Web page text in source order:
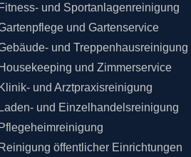
Fitness- und Sportanlagenreinigung
und Gartenservice
und Treppenhausreinigung
Housekeeping und Zimmerservice
Klinik- und Arztpraxisreinigung
Laden- und Einzelhandelsreinigung
Pflegeheimreinigung
Reinigung öffentlicher Einrichtungen